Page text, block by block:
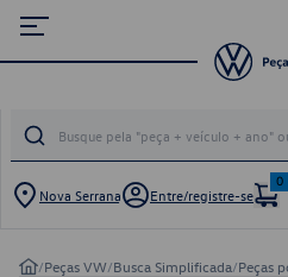
Nova Serrana Entre/registre-se
0
/Peças VW/Busca Simplificada/Peças